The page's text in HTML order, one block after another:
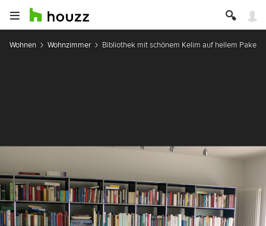
Wohnen Wohnzimmer Bibliothek mit schönem Kelim auf hellem Pakett